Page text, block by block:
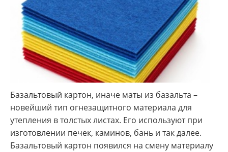
Базальтовый картон, иначе маты из базальта –
новейший тип огнезащитного материала для
утепления в толстых листах. Его используют при
изготовлении печек, каминов, бань и так далее.
Базальтовый картон появился на смену материалу